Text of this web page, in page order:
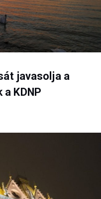
javasolja a
KDNP